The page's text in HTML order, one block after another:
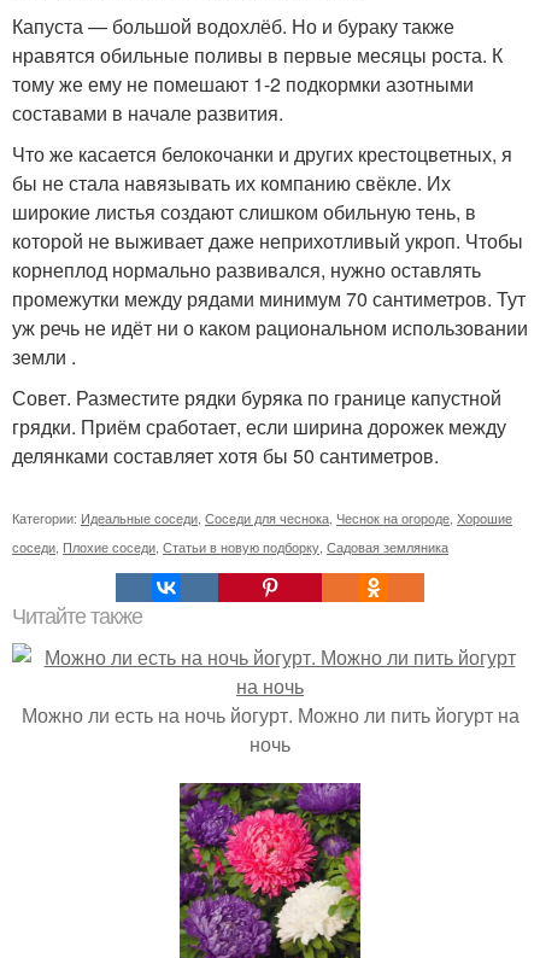
Капуста — большой водохлёб. Но и бураку также
нравятся обильные поливы в первые месяцы роста. К
тому же ему не помешают 1-2 подкормки азотными
составами в начале развития.
Что же касается белокочанки и других крестоцветных, я
бы не стала навязывать их компанию свёкле. Их
широкие листья создают слишком обильную тень, в
которой не выживает даже неприхотливый укроп. Чтобы
корнеплод нормально развивался, нужно оставлять
промежутки между рядами минимум 70 сантиметров. Тут
уж речь не идёт ни о каком рациональном использовании
земли .
Совет. Разместите рядки буряка по границе капустной
грядки. Приём сработает, если ширина дорожек между
делянками составляет хотя бы 50 сантиметров.
Категории: Идеальные соседи Соседи для чеснока Чеснок на огороде Хорошие
соседи Плохие соседи Статьи в новую подборку Садовая земляника
Читайте также
Можно ли есть на ночь йогурт. Можно ли пить йогурт на
ночь